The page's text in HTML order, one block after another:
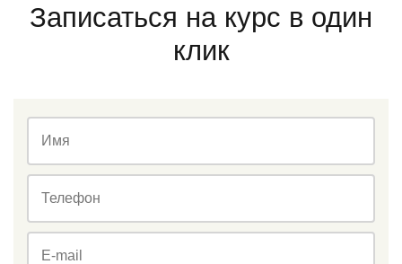
Записаться на курс в один
клик
Имя
Телефон
E-mail